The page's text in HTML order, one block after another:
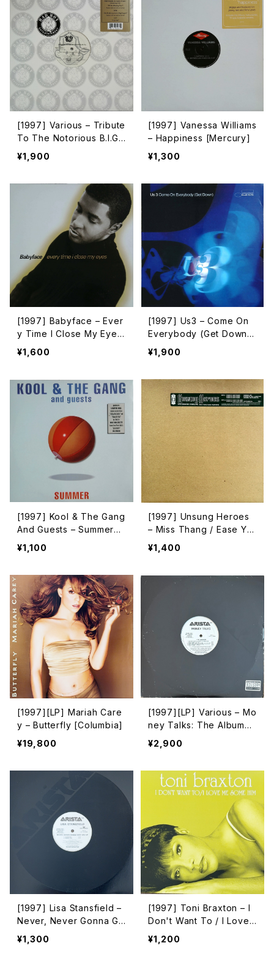
[1997] Various – Tribute
To The Notorious B.I.G.
[Bad Boy Entertainmen
¥1,900
[1997] Vanessa Williams
– Happiness [Mercury]
¥1,300
[1997] Babyface – Ever
y Time I Close My Eyes
[Epic]
¥1,600
[1997] Us3 – Come On
Everybody (Get Down)
[Blue Note]
¥1,900
[1997] Kool & The Gang
And Guests – Summer
[TIME]
¥1,100
[1997] Unsung Heroes
– Miss Thang / Ease Yo
ur Mind [Scenario Reco
rds]
¥1,400
[1997][LP] Mariah Care
y – Butterfly [Columbia]
¥19,800
[1997][LP] Various – Mo
ney Talks: The Album
[Arista][2枚組]
¥2,900
[1997] Lisa Stansfield –
Never, Never Gonna Gi
ve You Up [Arista Recor
ds][PROMO]
¥1,300
[1997] Toni Braxton – I
Don't Want To / I Love
Me Some Him [LaFace R
ecords]
¥1,200